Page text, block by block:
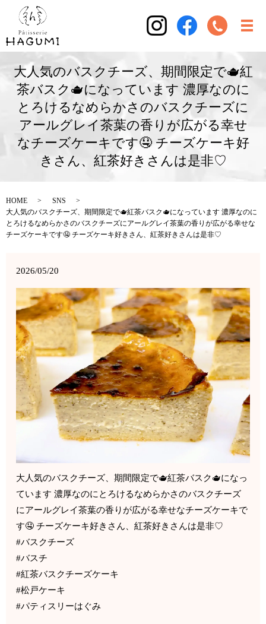
大人気のバスクチーズ、期間限定で🫖紅
茶バスク🫖になっています 濃厚なのに
とろけるなめらかさのバスクチーズに
アールグレイ茶葉の香りが広がる幸せ
なチーズケーキです🤤 チーズケーキ好
きさん、紅茶好きさんは是非♡
HOME
SNS
大人気のバスクチーズ、期間限定で🫖紅茶バスク🫖になっています 濃厚なのに
とろけるなめらかさのバスクチーズにアールグレイ茶葉の香りが広がる幸せな
チーズケーキです🤤 チーズケーキ好きさん、紅茶好きさんは是非♡
2026/05/20
大人気のバスクチーズ、期間限定で🫖紅茶バスク🫖になっ
ています 濃厚なのにとろけるなめらかさのバスクチーズ
にアールグレイ茶葉の香りが広がる幸せなチーズケーキで
す🤤 チーズケーキ好きさん、紅茶好きさんは是非♡
#バスクチーズ
#バスチ
#紅茶バスクチーズケーキ
#松戸ケーキ
#パティスリーはぐみ